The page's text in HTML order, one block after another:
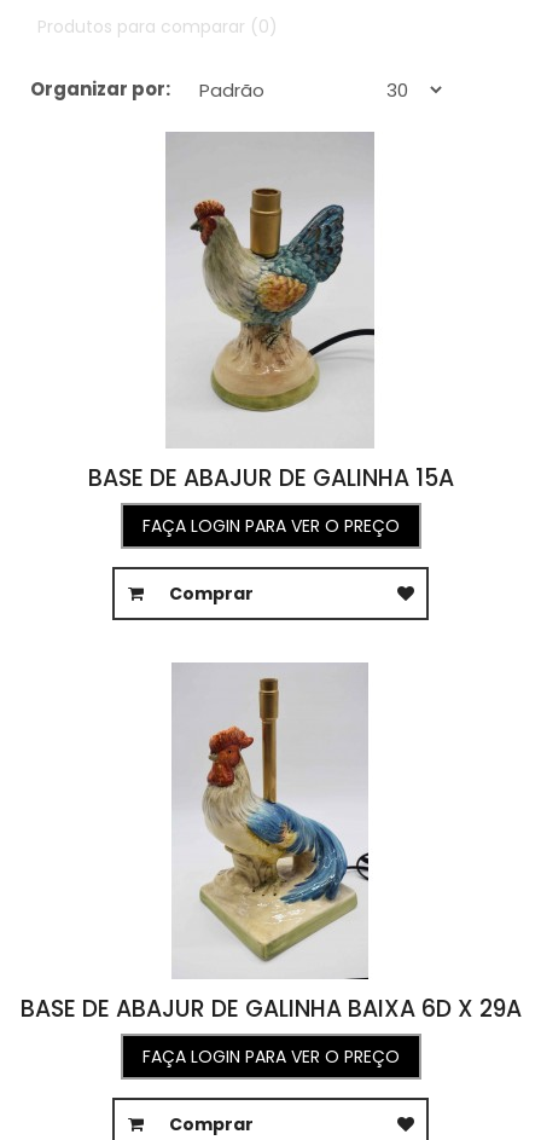
Produtos para comparar (0)
Organizar por:
BASE DE ABAJUR DE GALINHA 15A
FAÇA LOGIN PARA VER O PREÇO
Comprar
BASE DE ABAJUR DE GALINHA BAIXA 6D X 29A
FAÇA LOGIN PARA VER O PREÇO
Comprar